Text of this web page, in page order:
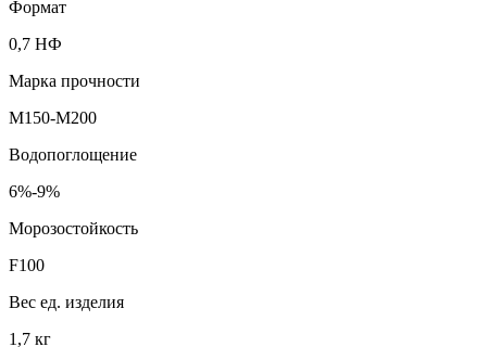
Формат
0,7 НФ
Марка прочности
M150-M200
Водопоглощение
6%-9%
Морозостойкость
F100
Вес ед. изделия
1,7 кг